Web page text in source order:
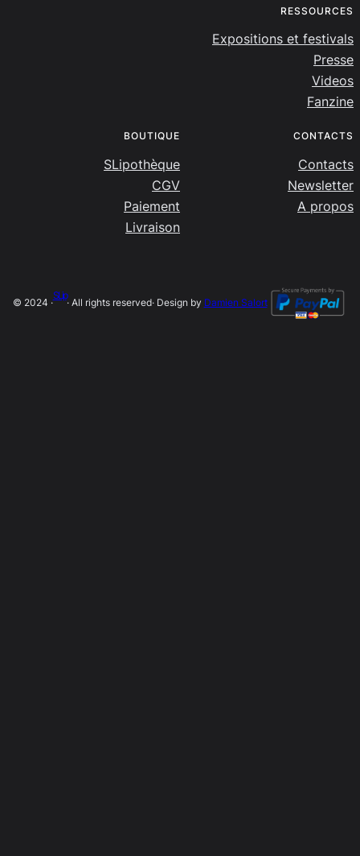
RESSOURCES
Expositions et festivals
Presse
Videos
Fanzine
BOUTIQUE
SLipothèque
CGV
Paiement
Livraison
CONTACTS
Contacts
Newsletter
A propos
© 2024 ·
SLip
· All rights reserved· Design by Damien Salort